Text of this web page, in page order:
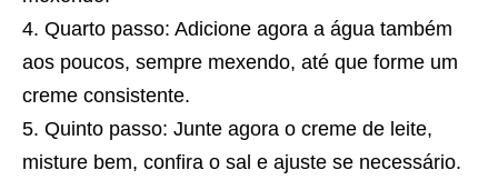
Quarto passo: Adicione agora a água também
aos poucos, sempre mexendo, até que forme um
creme consistente.
Quinto passo: Junte agora o creme de leite,
misture bem, confira o sal e ajuste se necessário.